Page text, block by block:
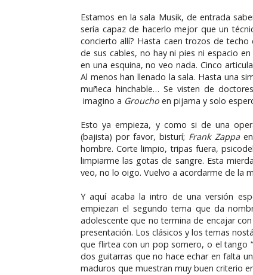
Estamos en la sala Musik, de entrada
sería capaz de hacerlo mejor que un
concierto allí? Hasta caen trozos de
de sus cables, no hay ni pies ni espacio
en una esquina, no veo nada. Cinco
Al menos han llenado la sala. Hasta una
muñeca hinchable… Se visten de
imagino a Groucho en pijama y solo
Esto ya empieza, y como si de una
(bajista) por favor, bisturí; Frank Zappa
hombre. Corte limpio, tripas fuera,
limpiarme las gotas de sangre. Esta
veo, no lo oigo. Vuelvo a acordarme de la
Y aquí acaba la intro de una versión
empiezan el segundo tema que da
adolescente que no termina de encajar
presentación. Los clásicos y los temas
que flirtea con un pop somero, o el tango
dos guitarras que no hace echar en falta
maduros que muestran muy buen criterio